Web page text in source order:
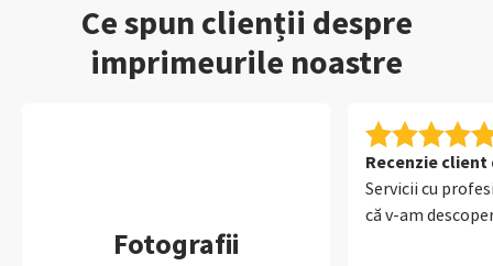
Ce spun clienții despre
imprimeurile noastre
Fotografii
Recenzie client
Servicii cu
că v-am